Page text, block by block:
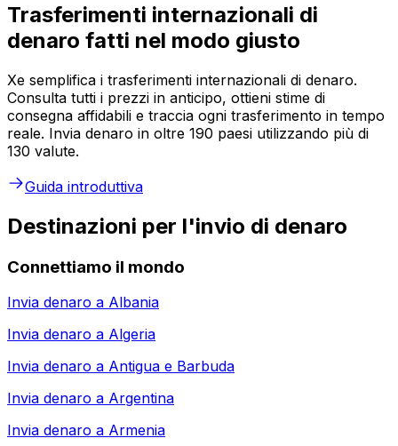
Trasferimenti internazionali di
denaro fatti nel modo giusto
Xe semplifica i trasferimenti internazionali di denaro.
Consulta tutti i prezzi in anticipo, ottieni stime di
consegna affidabili e traccia ogni trasferimento in tempo
reale. Invia denaro in oltre 190 paesi utilizzando più di
130 valute.
Guida introduttiva
Destinazioni per l'invio di denaro
Connettiamo il mondo
Invia denaro a Albania
Invia denaro a Algeria
Invia denaro a Antigua e Barbuda
Invia denaro a Argentina
Invia denaro a Armenia